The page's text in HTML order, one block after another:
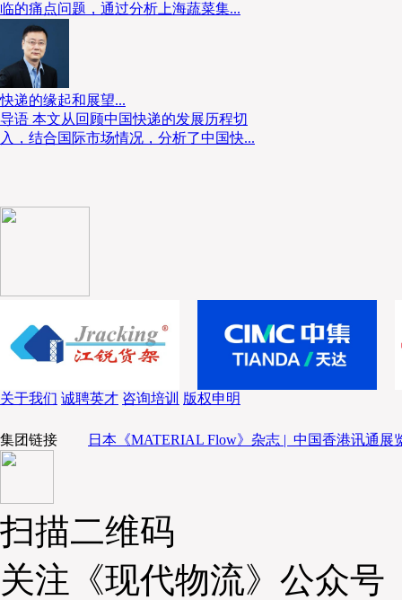
临的痛点问题，通过分析上海蔬菜集...
快递的缘起和展望...
导语 本文从回顾中国快递的发展历程切
入，结合国际市场情况，分析了中国快...
关于我们 诚聘英才 咨询培训 版权申明
集团链接 日本《MATERIAL Flow》杂志 | 中国香港讯通展
扫描二维码
关注《现代物流》公众号